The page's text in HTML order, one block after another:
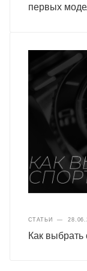
первых
СТАТЬИ —
Как